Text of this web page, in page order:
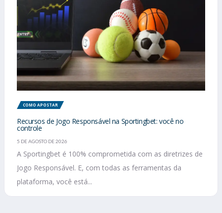
COMO APOSTAR
Recursos de Jogo Responsável na Sportingbet: você no
controle
5 DE AGOSTO DE 2026
A Sportingbet é 100% comprometida com as diretrizes de
Jogo Responsável. E, com todas as ferramentas da
plataforma, você está...